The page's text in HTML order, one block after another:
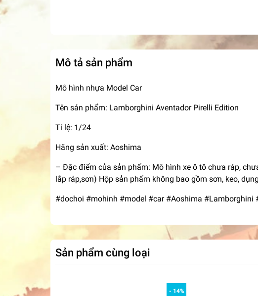
Mô tả sản phẩm
Mô hình nhựa Model Car
Tên sản phẩm: Lamborghini Aventador Pirelli Edition
Tỉ lệ: 1/24
Hãng sản xuất: Aoshima
– Đặc điểm của sản phẩm: Mô hình xe ô tô chưa ráp,
lắp ráp,sơn) Hộp sản phẩm không bao gồm sơn, keo,
#dochoi #mohinh #model #car #Aoshima #Lamborghini
Sản phẩm cùng loại
- 14%